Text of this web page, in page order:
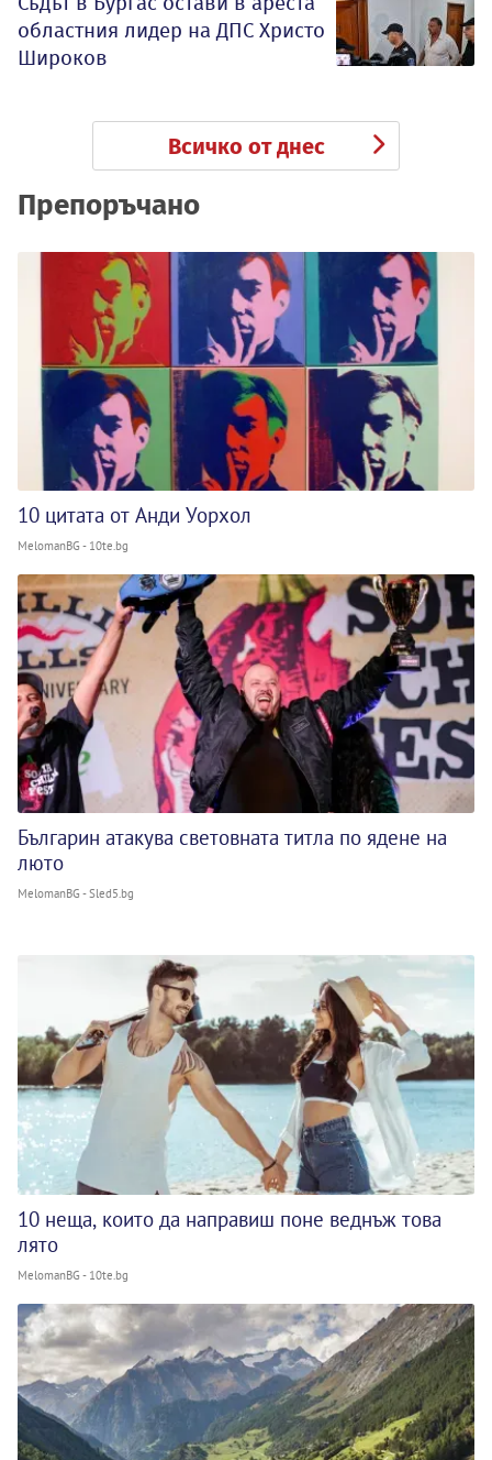
областния лидер на ДПС Христо
Широков
Всичко от днес
Препоръчано
10 цитата от Анди Уорхол
MelomanBG - 10te.bg
Българин атакува световната титла по ядене на
люто
MelomanBG - Sled5.bg
10 неща, които да направиш поне веднъж това
лято
MelomanBG - 10te.bg